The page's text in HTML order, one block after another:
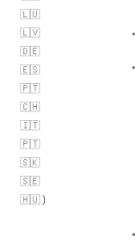
🇱🇺
🇱🇻
🇩🇪
🇪🇸
🇵🇹
🇨🇭
🇮🇹
🇵🇹
🇸🇰
🇸🇪
🇭🇺 )